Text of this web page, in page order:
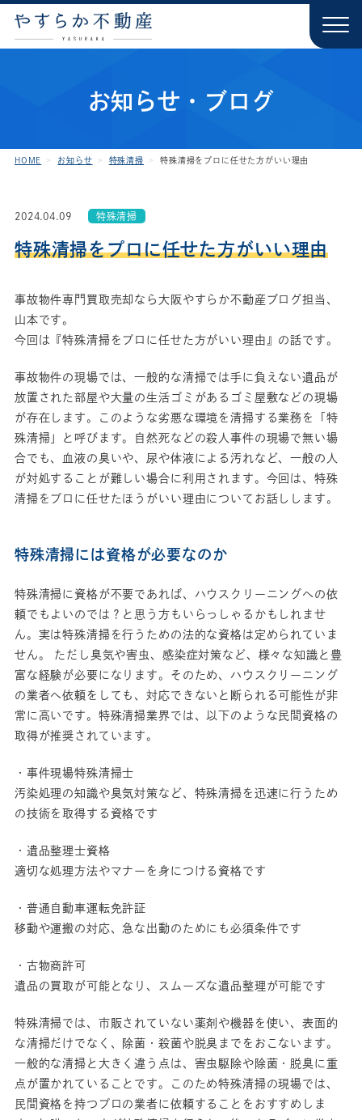
お知らせ・ブログ
HOME お知らせ 特殊清掃 特殊清掃をプロに任せた方がいい理由
2024.04.09 特殊清掃
特殊清掃をプロに任せた方がいい理由
事故物件専門買取売却なら大阪やすらか不動産ブログ担当、
山本です。
今回は『特殊清掃をプロに任せた方がいい理由』の話です。
事故物件の現場では、一般的な清掃では手に負えない遺品が
放置された部屋や大量の生活ゴミがあるゴミ屋敷などの現場
が存在します。このような劣悪な環境を清掃する業務を「特
殊清掃」と呼びます。自然死などの殺人事件の現場で無い場
合でも、血液の臭いや、尿や体液による汚れなど、一般の人
が対処することが難しい場合に利用されます。今回は、特殊
清掃をプロに任せたほうがいい理由についてお話しします。
特殊清掃には資格が必要なのか
特殊清掃に資格が不要であれば、ハウスクリーニングへの依
頼でもよいのでは？と思う方もいらっしゃるかもしれませ
ん。実は特殊清掃を行うための法的な資格は定められていま
せん。 ただし臭気や害虫、感染症対策など、様々な知識と豊
富な経験が必要になります。そのため、ハウスクリーニング
の業者へ依頼をしても、対応できないと断られる可能性が非
常に高いです。特殊清掃業界では、以下のような民間資格の
取得が推奨されています。
・事件現場特殊清掃士
汚染処理の知識や臭気対策など、特殊清掃を迅速に行うため
の技術を取得する資格です
・遺品整理士資格
適切な処理方法やマナーを身につける資格です
・普通自動車運転免許証
移動や運搬の対応、急な出動のためにも必須条件です
・古物商許可
遺品の買取が可能となり、スムーズな遺品整理が可能です
特殊清掃では、市販されていない薬剤や機器を使い、表面的
な清掃だけでなく、除菌・殺菌や脱臭までをおこないます。
一般的な清掃と大きく違う点は、害虫駆除や除菌・脱臭に重
点が置かれていることです。このため特殊清掃の現場では、
民間資格を持つプロの業者に依頼することをおすすめしま